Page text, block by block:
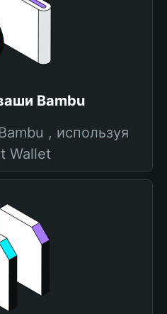
Bambu
, используя
Wallet